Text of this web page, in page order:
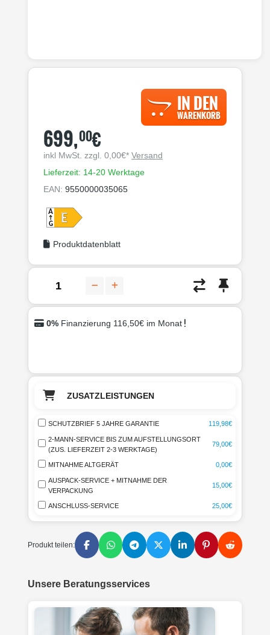
IN DEN
WARENKORB
699,00€
inkl MwSt. zzgl. 0,00€* Versand
Lieferzeit: 14-20 Werktage
EAN: 9550000035065
Produktdatenblatt
0% Finanzierung 116,50€ im Monat
ZUSATZLEISTUNGEN
SCHUTZBRIEF 5 JAHRE GARANTIE 119,98€
2-MANN-SERVICE BIS ZUM AUFSTELLUNGSORT
(ZUS. LIEFERZEIT 2-3 WERKTAGE)
79,00€
MITNAHME ALTGERÄT 0,00€
AUSPACK-SERVICE + MITNAHME DER
VERPACKUNG
15,00€
ANSCHLUSS-SERVICE 25,00€
Produkt teilen:
Unsere Beratungsservices